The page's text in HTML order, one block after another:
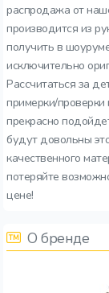
распродажа от
производится из
получить в
исключительно
Рассчитаться за
примерки/
прекрасно
будут довольны
качественного
потеряйте
цене!
О бренде